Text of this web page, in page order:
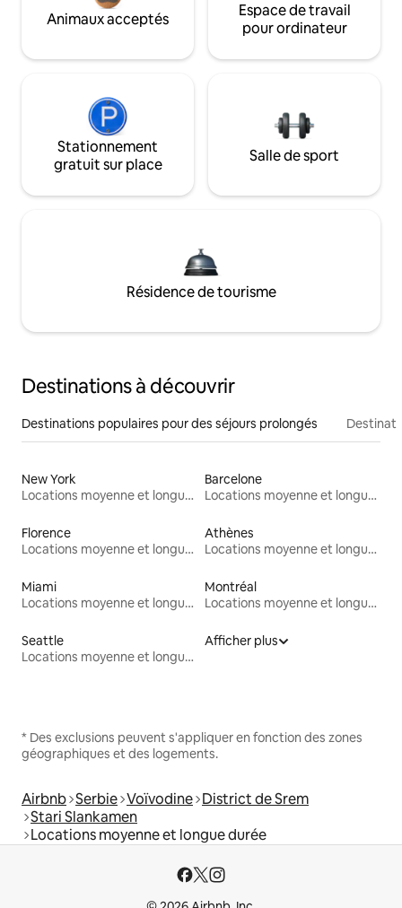
Animaux acceptés
Espace de travail
pour ordinateur
Stationnement
gratuit sur place
Salle de sport
Résidence de tourisme
Destinations à découvrir
Destinations populaires pour des séjours prolongés
New York
Locations moyenne et longue durée
Barcelone
Locations moyenne et longue durée
Florence
Locations moyenne et longue durée
Athènes
Locations moyenne et longue durée
Miami
Locations moyenne et longue durée
Montréal
Locations moyenne et longue durée
Seattle
Locations moyenne et longue durée
Afficher plus
* Des exclusions peuvent s'appliquer en fonction des zones
géographiques et des logements.
Airbnb Serbie Voïvodine District de Srem
Stari Slankamen
Locations moyenne et longue durée